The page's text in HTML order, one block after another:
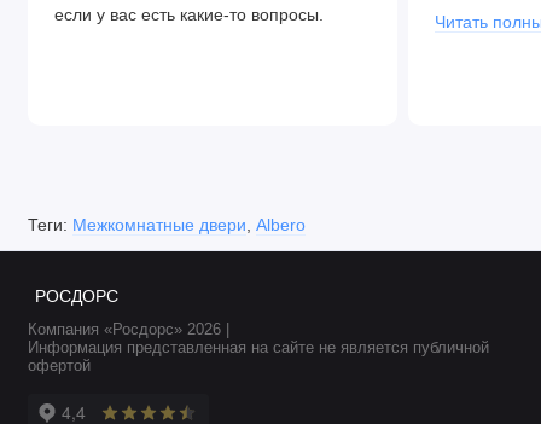
если у вас есть какие-то вопросы.
Читать
Теги: Межкомнатные двери Albero
РОСДОРС
Компания «Росдорс» 2026 |
Информация представленная на сайте не является публичной
офертой